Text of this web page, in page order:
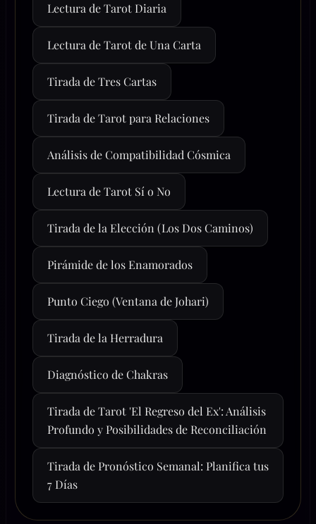
Lectura de Tarot Diaria
Lectura de Tarot de Una Carta
Tirada de Tres Cartas
Tirada de Tarot para Relaciones
Análisis de Compatibilidad Cósmica
Lectura de Tarot Sí o No
Tirada de la Elección (Los Dos Caminos)
Pirámide de los Enamorados
Punto Ciego (Ventana de Johari)
Tirada de la Herradura
Diagnóstico de Chakras
Tirada de Tarot 'El Regreso del Ex': Análisis
Profundo y Posibilidades de Reconciliación
Tirada de Pronóstico Semanal: Planifica tus
7 Días